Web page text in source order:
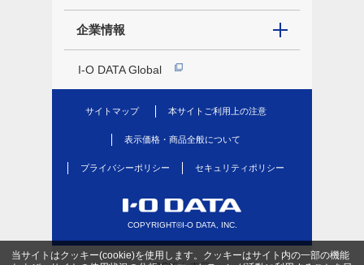
企業情報
I-O DATA Global
サイトマップ 本サイトご利用上の注意
表示価格・商品全般について
プライバシーポリシー セキュリティポリシー
COPYRIGHT©I-O DATA, INC.
当サイトはクッキー(cookie)を使用します。クッキーはサイト内の一部の機能